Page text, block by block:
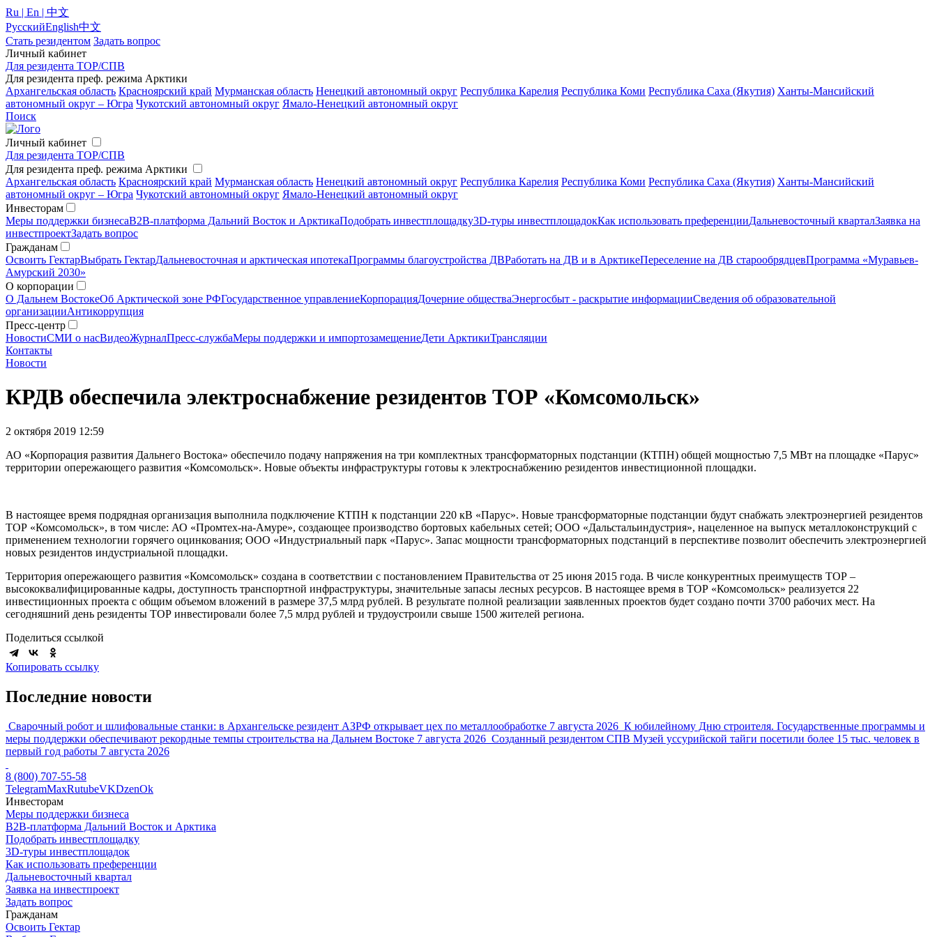
Ru | En | 中文
РусскийEnglish中文
Стать резидентом Задать вопрос
Личный кабинет
Для резидента ТОР/СПВ
Для резидента преф. режима Арктики
Архангельская область Красноярский край Мурманская область Ненецкий автономный округ Республика Карелия Республика Коми Республика Саха (Якутия) Ханты-Мансийский
автономный округ – Югра Чукотский автономный округ Ямало-Ненецкий автономный округ
Поиск
Личный кабинет
Для резидента ТОР/СПВ
Для резидента преф. режима Арктики
Архангельская область Красноярский край Мурманская область Ненецкий автономный округ Республика Карелия Республика Коми Республика Саха (Якутия) Ханты-Мансийский
автономный округ – Югра Чукотский автономный округ Ямало-Ненецкий автономный округ
Инвесторам
Меры поддержки бизнесаB2B-платформа Дальний Восток и АрктикаПодобрать инвестплощадку3D-туры инвестплощадокКак использовать преференцииДальневосточный кварталЗаявка на
инвестпроектЗадать вопрос
Гражданам
Освоить ГектарВыбрать ГектарДальневосточная и арктическая ипотекаПрограммы благоустройства ДВРаботать на ДВ и в АрктикеПереселение на ДВ старообрядцевПрограмма «Муравьев-
Амурский 2030»
О корпорации
О Дальнем ВостокеОб Арктической зоне РФГосударственное управлениеКорпорацияДочерние обществаЭнергосбыт - раскрытие информацииСведения об образовательной
организацииАнтикоррупция
Пресс-центр
НовостиСМИ о насВидеоЖурналПресс-службаМеры поддержки и импортозамещениеДети АрктикиТрансляции
Контакты
Новости
КРДВ обеспечила электроснабжение резидентов ТОР «Комсомольск»
2 октября 2019 12:59
АО «Корпорация развития Дальнего Востока» обеспечило подачу напряжения на три комплектных трансформаторных подстанции (КТПН) общей мощностью 7,5 МВт на площадке «Парус»
территории опережающего развития «Комсомольск». Новые объекты инфраструктуры готовы к электроснабжению резидентов инвестиционной площадки.
В настоящее время подрядная организация выполнила подключение КТПН к подстанции 220 кВ «Парус». Новые трансформаторные подстанции будут снабжать электроэнергией резидентов
ТОР «Комсомольск», в том числе: АО «Промтех-на-Амуре», создающее производство бортовых кабельных сетей; ООО «Дальстальиндустрия», нацеленное на выпуск металлоконструкций с
применением технологии горячего оцинкования; ООО «Индустриальный парк «Парус». Запас мощности трансформаторных подстанций в перспективе позволит обеспечить электроэнергией
новых резидентов индустриальной площадки.
Территория опережающего развития «Комсомольск» создана в соответствии с постановлением Правительства от 25 июня 2015 года. В числе конкурентных преимуществ ТОР –
высококвалифицированные кадры, доступность транспортной инфраструктуры, значительные запасы лесных ресурсов. В настоящее время в ТОР «Комсомольск» реализуется 22
инвестиционных проекта с общим объемом вложений в размере 37,5 млрд рублей. В результате полной реализации заявленных проектов будет создано почти 3700 рабочих мест. На
сегодняшний день резиденты ТОР инвестировали более 7,5 млрд рублей и трудоустроили свыше 1500 жителей региона.
Поделиться ссылкой
Копировать ссылку
Последние новости
Сварочный робот и шлифовальные станки: в Архангельске резидент АЗРФ открывает цех по металлообработке 7 августа 2026 К юбилейному Дню строителя. Государственные программы и
меры поддержки обеспечивают рекордные темпы строительства на Дальнем Востоке 7 августа 2026 Созданный резидентом СПВ Музей уссурийской тайги посетили более 15 тыс. человек в
первый год работы 7 августа 2026
8 (800) 707-55-58
TelegramMaxRutubeVKDzenOk
Инвесторам
Меры поддержки бизнеса
B2B-платформа Дальний Восток и Арктика
Подобрать инвестплощадку
3D-туры инвестплощадок
Как использовать преференции
Дальневосточный квартал
Заявка на инвестпроект
Задать вопрос
Гражданам
Освоить Гектар